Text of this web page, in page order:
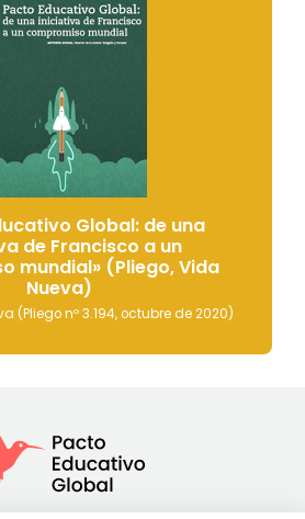
Global: de una
de Francisco a un
mundial» (Pliego, Vida
Nueva)
(Pliego nº 3.194, octubre de 2020)